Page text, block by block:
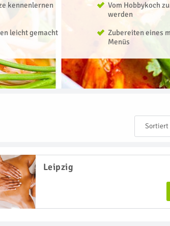
kennenlernen
Vom Hobbykoch
werden
leicht gemacht
Zubereiten eines
Menüs
Sortiert
Leipzig